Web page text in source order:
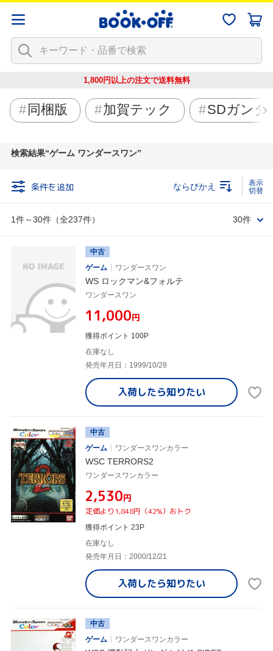
1,800円以上の注文で送料無料
同梱版 加賀テック SDガンダ
検索結果 ゲーム ワンダースワン
条件を追加
1件～30件（全237件）
ならびかえ
30件
中古
ゲーム
ワンダースワン
WS ロックマン&フォルテ
ワンダースワン
¥11,000円
獲得ポイント 100P
在庫なし
発売年月日：1999/10/28
入荷したら知りたい
中古
ゲーム
ワンダースワンカラー
WSC TERRORS2
ワンダースワンカラー
¥2,530円
定価より1,848円（42%）おトク
獲得ポイント 23P
在庫なし
発売年月日：2000/12/21
入荷したら知りたい
中古
ゲーム
ワンダースワンカラー